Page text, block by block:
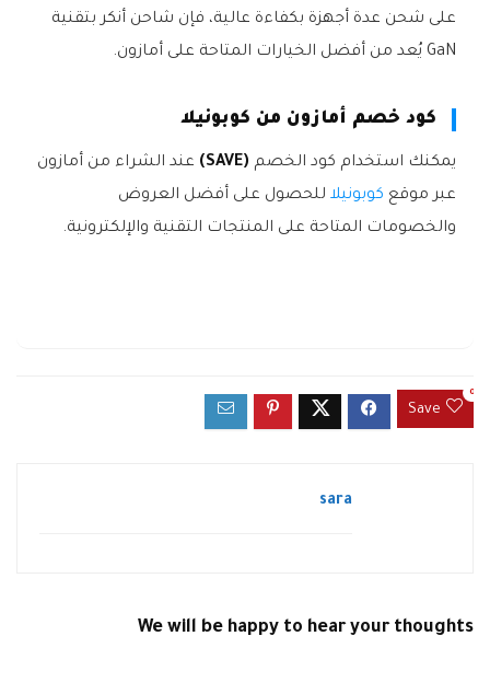
على شحن عدة أجهزة بكفاءة عالية، فإن شاحن أنكر بتقنية
GaN يُعد من أفضل الخيارات المتاحة على أمازون.
كود خصم أمازون من كوبونيلا
يمكنك استخدام كود الخصم (SAVE)
عند الشراء من أمازون
عبر موقع كوبونيلا للحصول على أفضل العروض
والخصومات المتاحة على المنتجات التقنية والإلكترونية.
Save
0
sara
We will be happy to hear your thoughts